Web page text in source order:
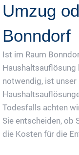
Umzug
Bonndorf
Ist im Raum
Haushaltsauflösung
notwendig, ist unser
Todesfalls achten
Sie entscheiden, ob
die Kosten für die